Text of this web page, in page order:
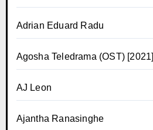
Adrian Eduard Radu
Agosha Teledrama (OST) [2021]
AJ Leon
Ajantha Ranasinghe